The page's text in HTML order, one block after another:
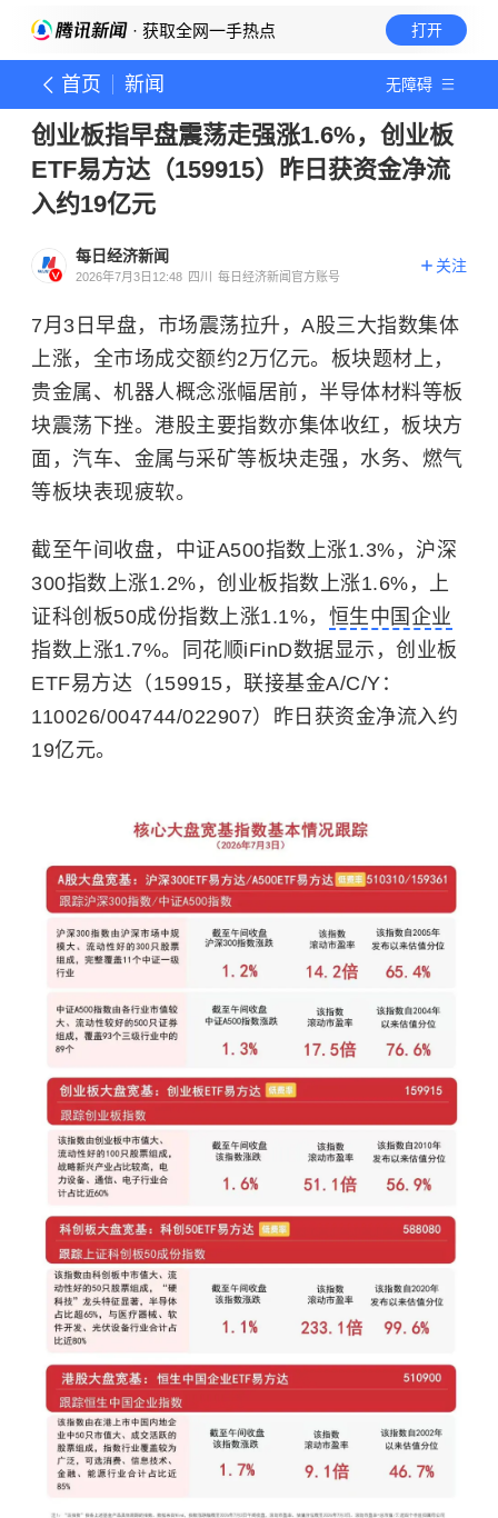
· 获取全网一手热点 打开
首页 新闻 无障碍
创业板指早盘震荡走强涨1.6%，创业板
ETF易方达（159915）昨日获资金净流
入约19亿元
每日经济新闻
2026年7月3日12:48 四川 每日经济新闻官方账号
关注
7月3日早盘，市场震荡拉升，A股三大指数集体
上涨，全市场成交额约2万亿元。板块题材上，
贵金属、机器人概念涨幅居前，半导体材料等板
块震荡下挫。港股主要指数亦集体收红，板块方
面，汽车、金属与采矿等板块走强，水务、燃气
等板块表现疲软。
截至午间收盘，中证A500指数上涨1.3%，沪深
300指数上涨1.2%，创业板指数上涨1.6%，上
证科创板50成份指数上涨1.1%， 恒生中国企业
指数上涨1.7%。同花顺iFinD数据显示，创业板
ETF易方达（159915，联接基金A/C/Y：
110026/004744/022907）昨日获资金净流入约
19亿元。